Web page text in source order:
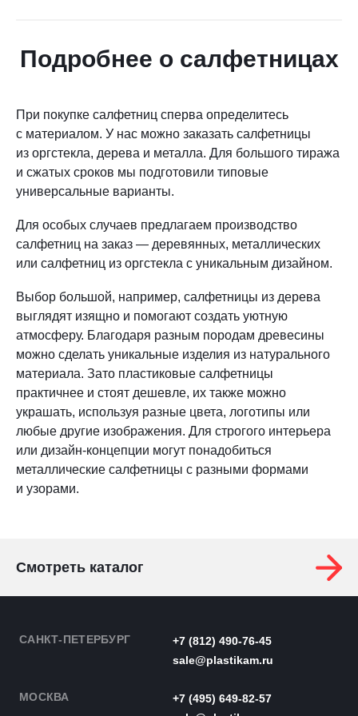
Подробнее о салфетницах
При покупке салфетниц сперва определитесь
с материалом. У нас можно заказать салфетницы
из оргстекла, дерева и металла. Для большого тиража
и сжатых сроков мы подготовили типовые
универсальные варианты.
Для особых случаев предлагаем производство
салфетниц на заказ — деревянных, металлических
или салфетниц из оргстекла с уникальным дизайном.
Выбор большой, например, салфетницы из дерева
выглядят изящно и помогают создать уютную
атмосферу. Благодаря разным породам древесины
можно сделать уникальные изделия из натурального
материала. Зато пластиковые салфетницы
практичнее и стоят дешевле, их также можно
украшать, используя разные цвета, логотипы или
любые другие изображения. Для строгого интерьера
или дизайн-концепции могут понадобиться
металлические салфетницы с разными формами
и узорами.
Смотреть каталог
САНКТ-ПЕТЕРБУРГ
+7 (812) 490-76-45
sale@plastikam.ru
МОСКВА
+7 (495) 649-82-57